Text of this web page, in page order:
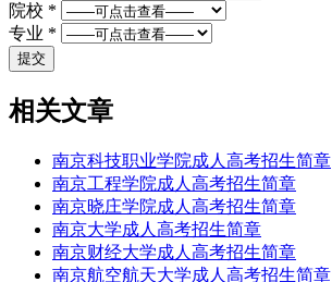
院校 *
专业 *
相关文章
南京科技职业学院成人高考招生简章
南京工程学院成人高考招生简章
南京晓庄学院成人高考招生简章
南京大学成人高考招生简章
南京财经大学成人高考招生简章
南京航空航天大学成人高考招生简章